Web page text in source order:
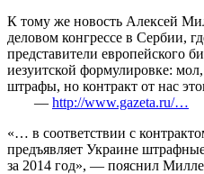
К тому же новость Алексей
деловом конгрессе в Сербии,
представители европейского
иезуитской формулировке:
штрафы, но контракт от нас
— http://www.gazeta.ru/…
«… в соответствии с
предъявляет Украине
за 2014 год», — пояснил